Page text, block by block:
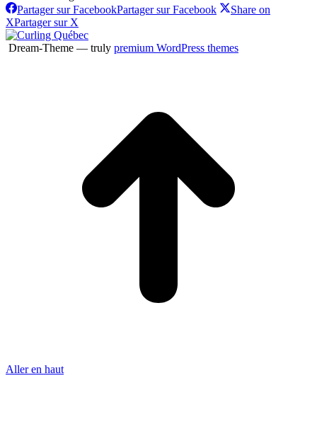
Partager sur FacebookPartager sur Facebook
Share on
XPartager sur X
Dream-Theme — truly premium WordPress themes
Aller en haut